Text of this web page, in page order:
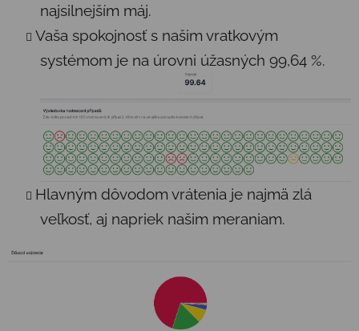
najsilnejším máj.
Vaša spokojnosť s našim vratkovým
systémom je na úrovni úžasných 99,64 %.
Hlavným dôvodom vrátenia je najmä zlá
veľkosť, aj napriek našim meraniam.